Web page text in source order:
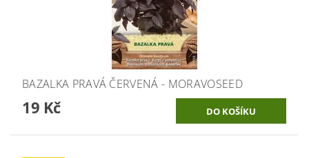
BAZALKA PRAVÁ ČERVENÁ - MORAVOSEED
19 Kč